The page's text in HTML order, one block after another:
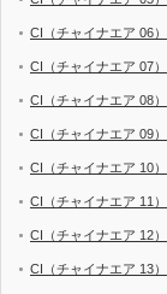
CI（チャイナエア 06）
CI（チャイナエア 07）
CI（チャイナエア 08）
CI（チャイナエア 09）
CI（チャイナエア 10）
CI（チャイナエア 11）
CI（チャイナエア 12）
CI（チャイナエア 13）